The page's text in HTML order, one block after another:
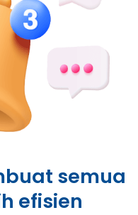
semua
efisien